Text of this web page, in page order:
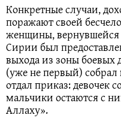
Конкретные случаи,
поражают своей
женщины, вернувшейся
Сирии был
выхода из зоны боевых
(уже не первый)
отдал приказ: девочек
мальчики остаются с
Аллаху».